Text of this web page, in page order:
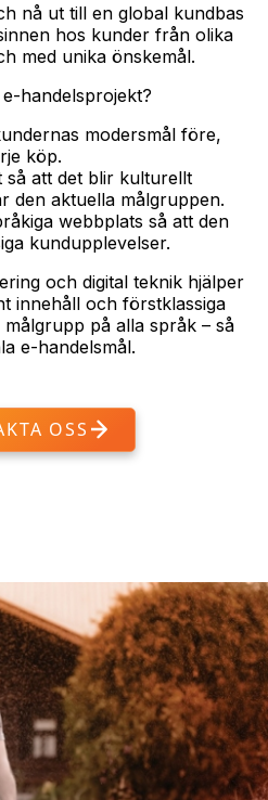
nå ut till en global kundbas
hos kunder från olika
med unika önskemål.
handelsprojekt?
modersmål före,
köp.
så att det blir kulturellt
den aktuella målgruppen.
webbplats så att den
kundupplevelser.
och digital teknik hjälper
innehåll och förstklassiga
på alla språk – så
e-handelsmål.
OSS